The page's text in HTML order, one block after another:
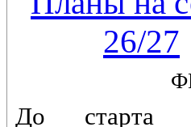
26/27
До старта